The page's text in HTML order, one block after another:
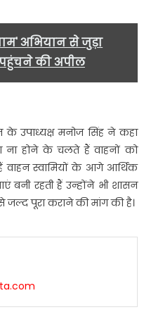
अभियान से जुड़ा
की अपील
के उपाध्यक्ष मनोज सिंह ने कहा
ना होने के चलते हैं वाहनों को
स्वामियों के आगे आर्थिक
बनी रहती हैं उन्होंने भी शासन
जल्द पूरा कराने की मांग की है।